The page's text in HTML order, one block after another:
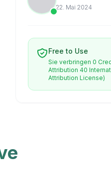
22. Mai 2024
Free to Use
Sie verbringen 0
Attribution 40
Attribution License)